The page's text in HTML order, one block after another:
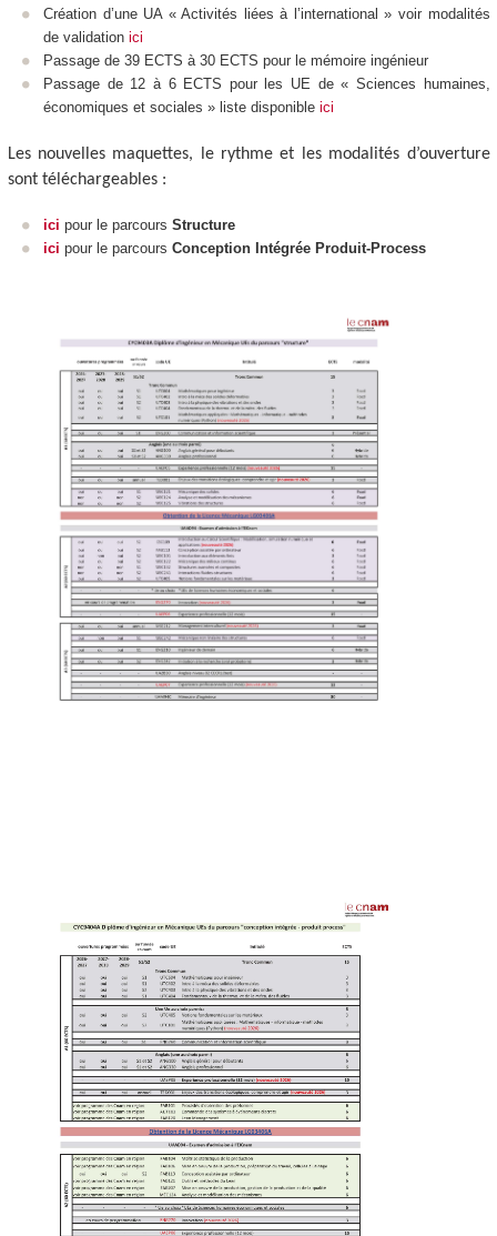
Création d’une UA« Activités liées à l’international » voir modalités
de validation ici
Passage de 39 ECTS à 30 ECTS pour le mémoire ingénieur
Passage de 12 à 6 ECTS pour les UE de « Sciences humaines,
économiques et sociales » liste disponible ici
Les nouvelles maquettes, le rythme et les modalités d’ouverture
sont téléchargeables :
ici pour le parcours Structure
ici pour le parcours Conception Intégrée Produit-Process